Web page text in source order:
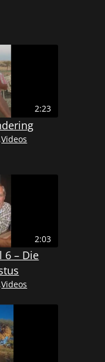
2:23
,Videos
2:03
6 – Die
,Videos